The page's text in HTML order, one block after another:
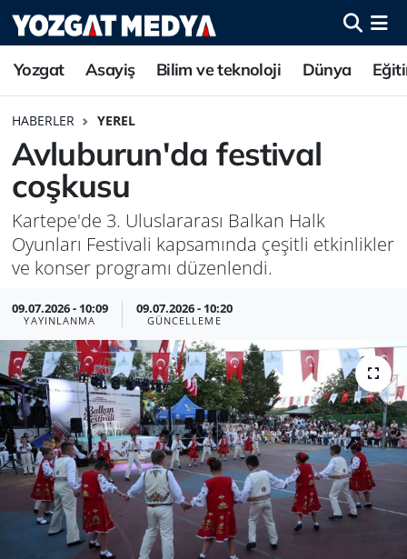
Yozgat Asayiş Bilim ve teknoloji Dünya
HABERLER YEREL
Avluburun'da festival
coşkusu
Kartepe'de 3. Uluslararası Balkan Halk
Oyunları Festivali kapsamında çeşitli etkinlikler
ve konser programı düzenlendi.
09.07.2026 - 10:09
YAYINLANMA
09.07.2026 - 10:20
GÜNCELLEME